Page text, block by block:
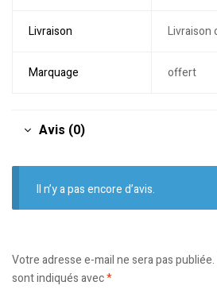
Livraison Livraison
Marquage offert
Avis (0)
Il n’y a pas encore d’avis.
Votre adresse e-mail ne sera pas publiée.
sont indiqués avec*